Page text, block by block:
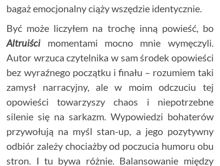
bagaż emocjonalny ciąży wszędzie identycznie.
Być może liczyłem na trochę inną powieść, bo
Altruiścimomentami mocno mnie wymęczyli.
Autor wrzuca czytelnika w sam środek opowieści
bez wyraźnego początku i finału – rozumiem taki
zamysł narracyjny, ale w moim odczuciu tej
opowieści towarzyszy chaos i niepotrzebne
silenie się na sarkazm. Wypowiedzi bohaterów
przywołują na myśl stan-up, a jego pozytywny
odbiór zależy chociażby od poczucia humoru obu
stron. I tu bywa różnie. Balansowanie między